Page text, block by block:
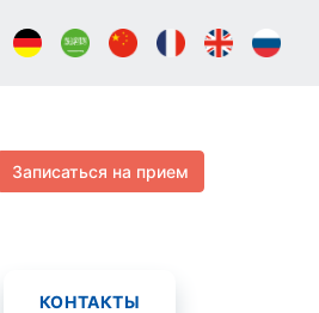
Записаться на прием
КОНТАКТЫ